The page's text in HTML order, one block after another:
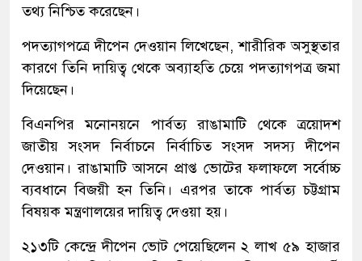
তথ্য নিশ্চিত করেছেন।
পদত্যাগপত্রে দীপেন দেওয়ান লিখেছেন, শারীরিক অসুস্থতার
কারণে তিনি দায়িত্ব থেকে অব্যাহতি চেয়ে পদত্যাগপত্র জমা
দিয়েছেন।
বিএনপির মনোনয়নে পার্বত্য রাঙামাটি থেকে ত্রয়োদশ
জাতীয় সংসদ নির্বাচনে নির্বাচিত সংসদ সদস্য দীপেন
দেওয়ান। রাঙামাটি আসনে প্রাপ্ত ভোটের ফলাফলে সর্বোচ্চ
ব্যবধানে বিজয়ী হন তিনি। এরপর তাকে পার্বত্য চট্টগ্রাম
বিষয়ক মন্ত্রণালয়ের দায়িত্ব দেওয়া হয়।
২১৩টি কেন্দ্রে দীপেন ভোট পেয়েছিলেন ২ লাখ ৫৯ হাজার